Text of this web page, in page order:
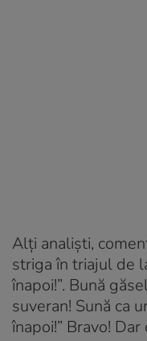
Alți analiști,
striga în triajul de
înapoi!”. Bună
suveran! Sună ca
înapoi!” Bravo!